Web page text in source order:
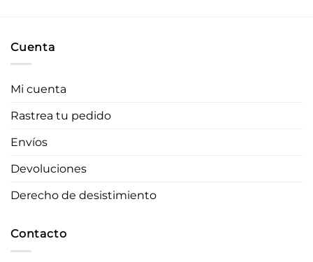
Cuenta
Mi cuenta
Rastrea tu pedido
Envíos
Devoluciones
Derecho de desistimiento
Contacto